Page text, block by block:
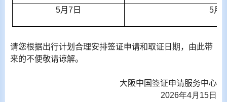
5月 7 日 5月
请您根据出行计划合理安排签证申请和取证日期，由此带
来的不便敬请谅解。
大阪中国签证申请服务中心
2026年4月 15日